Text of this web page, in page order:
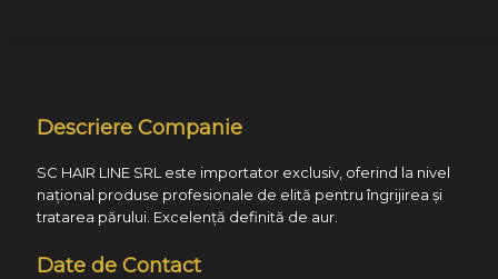
Descriere Companie
SC HAIR LINE SRL este importator exclusiv, oferind la nivel
național produse profesionale de elită pentru îngrijirea și
tratarea părului. Excelență definită de aur.
Date de Contact